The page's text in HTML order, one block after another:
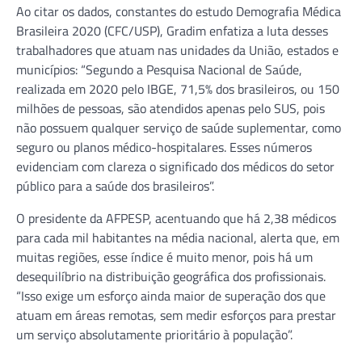
Ao citar os dados, constantes do estudo Demografia Médica
Brasileira 2020 (CFC/USP), Gradim enfatiza a luta desses
trabalhadores que atuam nas unidades da União, estados e
municípios: “Segundo a Pesquisa Nacional de Saúde,
realizada em 2020 pelo IBGE, 71,5% dos brasileiros, ou 150
milhões de pessoas, são atendidos apenas pelo SUS, pois
não possuem qualquer serviço de saúde suplementar, como
seguro ou planos médico-hospitalares. Esses números
evidenciam com clareza o significado dos médicos do setor
público para a saúde dos brasileiros”.
O presidente da AFPESP, acentuando que há 2,38 médicos
para cada mil habitantes na média nacional, alerta que, em
muitas regiões, esse índice é muito menor, pois há um
desequilíbrio na distribuição geográfica dos profissionais.
“Isso exige um esforço ainda maior de superação dos que
atuam em áreas remotas, sem medir esforços para prestar
um serviço absolutamente prioritário à população”.